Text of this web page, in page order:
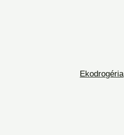
Ekodrogéria